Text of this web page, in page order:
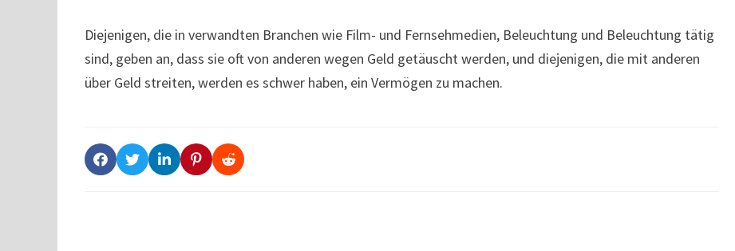
Diejenigen, die in verwandten Branchen wie Film- und Fernsehmedien, Beleuchtung und Beleuchtung tätig
sind, geben an, dass sie oft von anderen wegen Geld getäuscht werden, und diejenigen, die mit anderen
über Geld streiten, werden es schwer haben, ein Vermögen zu machen.